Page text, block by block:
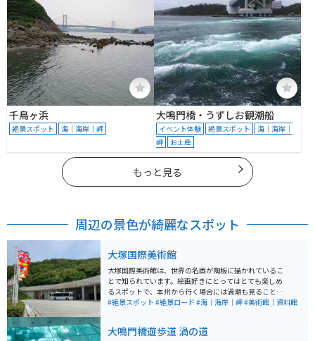
千鳥ヶ浜
絶景スポット 海｜海岸｜岬
大鳴門橋・うずしお観潮船
イベント体験 絶景スポット
海｜海岸｜
岬
お土産
もっと見る
周辺の景色が綺麗なスポット
大塚国際美術館
大塚国際美術館は、世界の名画が陶板に描かれているこ
とで知られています。絵画好きにとってはとても楽しめ
るスポットで、本州から行く場合には渦潮も見ることが
でき、道中にも絶景スポットが多くあります。全体的に
#絶景スポット #絶景ロード #海｜海岸｜岬#美術館｜資料館
大鳴門橋遊歩道 渦の道